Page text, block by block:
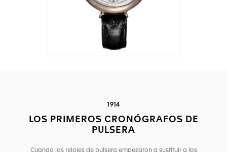
1914
LOS PRIMEROS CRONÓGRAFOS DE
PULSERA
Cuando los relojes de pulsera empezaron a sustituir a los